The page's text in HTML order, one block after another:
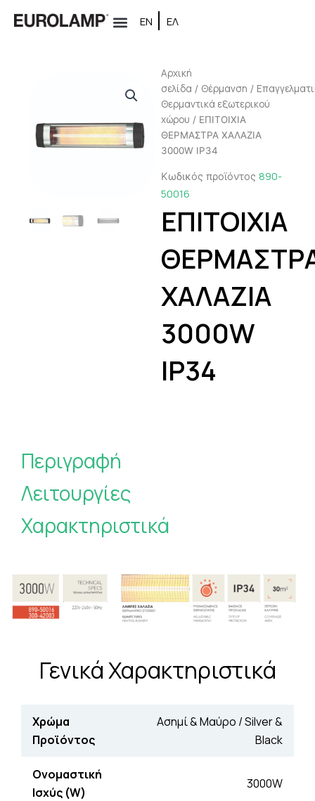
στο
ΕΝ ΕΛ
Αρχική
σελίδα / Θέρμανση /
Θερμαντικά εξωτερικού
χώρου / ΕΠΙΤΟΙΧΙΑ
ΘΕΡΜΑΣΤΡΑ ΧΑΛΑΖΙΑ
3000W IP34
Κωδικός προϊόντος890-
50016
ΕΠΙΤΟΙΧΙΑ
ΧΑΛΑΖΙΑ
3000W
IP34
Περιγραφή
Λειτουργίες
Χαρακτηριστικά
Γενικά Χαρακτηριστικά
Χρώμα
Προϊόντος
Ασημί & Μαύρο / Silver &
Black
Ονομαστική
Ισχύς (W)
3000W